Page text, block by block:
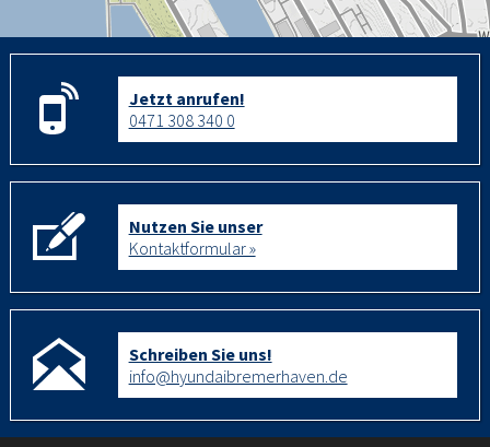
Jetzt anrufen!
0471 308 340 0
Nutzen Sie unser
Kontaktformular »
Schreiben Sie uns!
info@hyundaibremerhaven.de